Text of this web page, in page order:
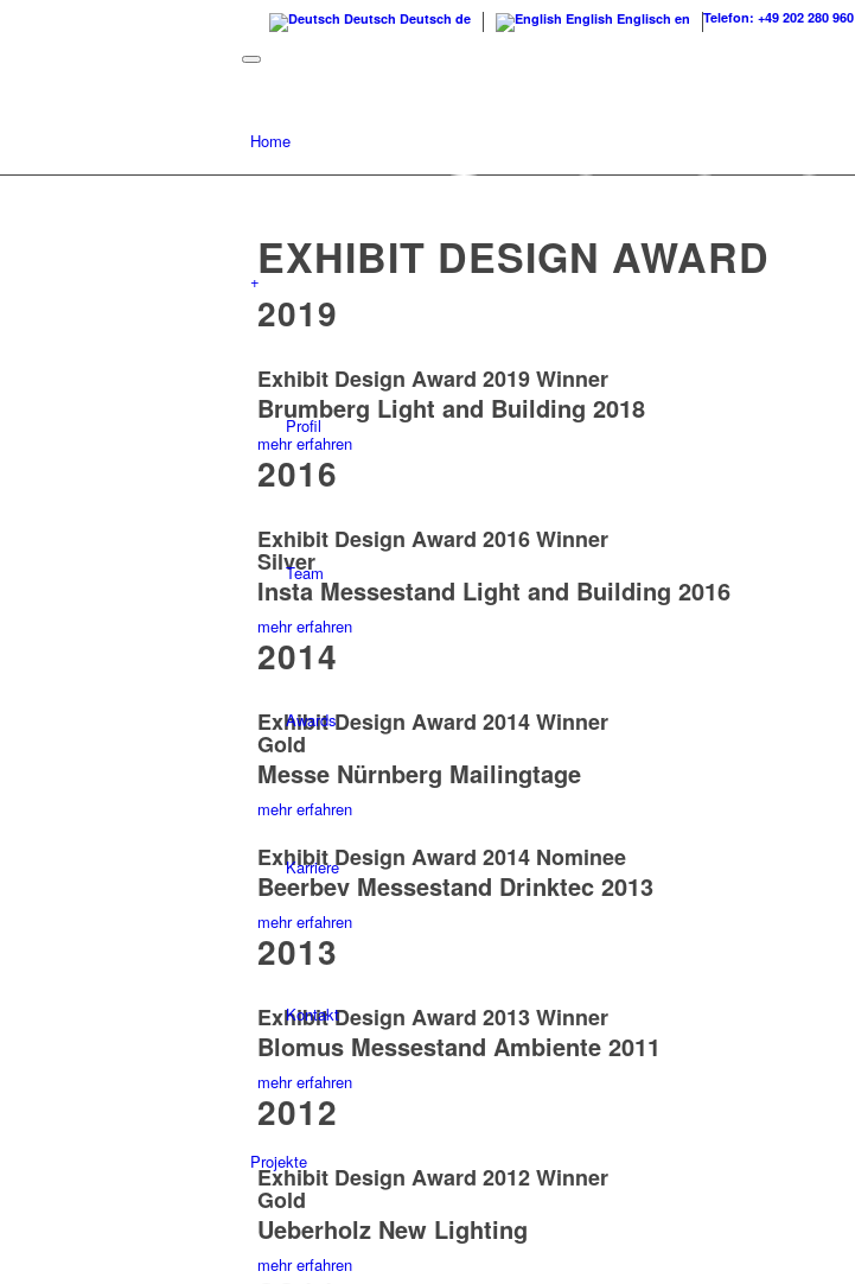
Deutsch Deutsch de English Englisch en Telefon: +49 202 280 960
Home
+
Profil
Team
Awards
Karriere
Kontakt
Projekte
EXHIBIT DESIGN AWARD
2019
Exhibit Design Award 2019 Winner
Brumberg Light and Building 2018
mehr erfahren
2016
Exhibit Design Award 2016 Winner
Silver
Insta Messestand Light and Building 2016
mehr erfahren
2014
Exhibit Design Award 2014 Winner
Gold
Messe Nürnberg Mailingtage
mehr erfahren
Exhibit Design Award 2014 Nominee
Beerbev Messestand Drinktec 2013
mehr erfahren
2013
Exhibit Design Award 2013 Winner
Blomus Messestand Ambiente 2011
mehr erfahren
2012
Exhibit Design Award 2012 Winner
Gold
Ueberholz New Lighting
mehr erfahren